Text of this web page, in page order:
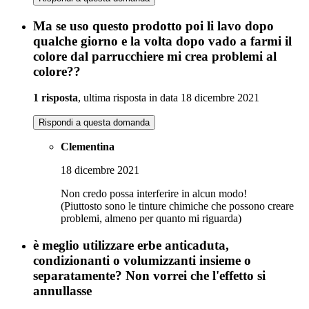
Ma se uso questo prodotto poi li lavo dopo
qualche giorno e la volta dopo vado a farmi il
colore dal parrucchiere mi crea problemi al
colore??
1 risposta, ultima risposta in data 18 dicembre 2021
Rispondi a questa domanda
Clementina
18 dicembre 2021
Non credo possa interferire in alcun modo!
(Piuttosto sono le tinture chimiche che possono creare
problemi, almeno per quanto mi riguarda)
è meglio utilizzare erbe anticaduta,
condizionanti o volumizzanti insieme o
separatamente? Non vorrei che l'effetto si
annullasse